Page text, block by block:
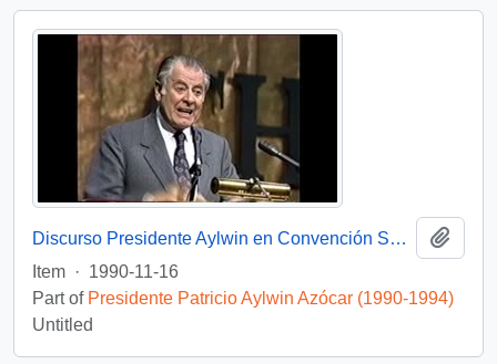
Discurso Presidente Aylwin en Convención Santiago: Video
Item · 1990-11-16
Part of Presidente Patricio Aylwin Azócar (1990-1994)
Untitled